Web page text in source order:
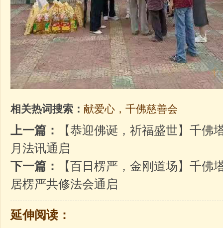
相关热词搜索： 献爱心，千佛慈善会
上一篇：
【恭迎佛诞，祈福盛世】千佛
月法讯通启
下一篇：
【百日楞严，金刚道场】千佛
居楞严共修法会通启
延伸阅读：